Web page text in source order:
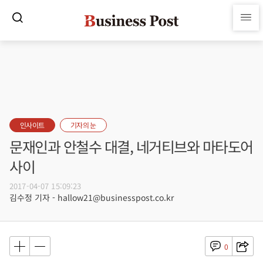
인사이트 기자의 눈
문재인과 안철수 대결, 네거티브와 마타도어
사이
2017-04-07 15:09:23
김수정 기자 - hallow21@businesspost.co.kr
0